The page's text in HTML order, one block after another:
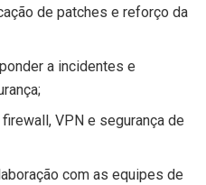
de patches e reforço da
a incidentes e
VPN e segurança de
com as equipes de